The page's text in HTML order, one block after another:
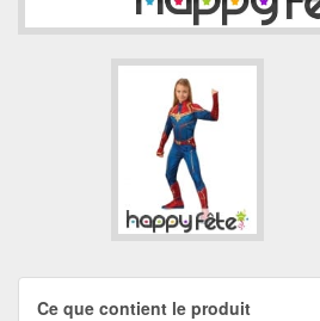
Ce que contient le produit